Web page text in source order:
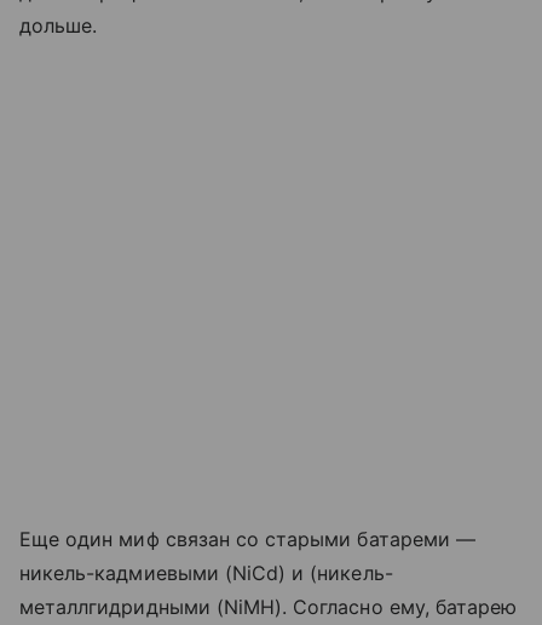
дольше.
Еще один миф связан со старыми батареми —
никель-кадмиевыми (NiCd) и (никель-
металлгидридными (NiMH). Согласно ему, батарею